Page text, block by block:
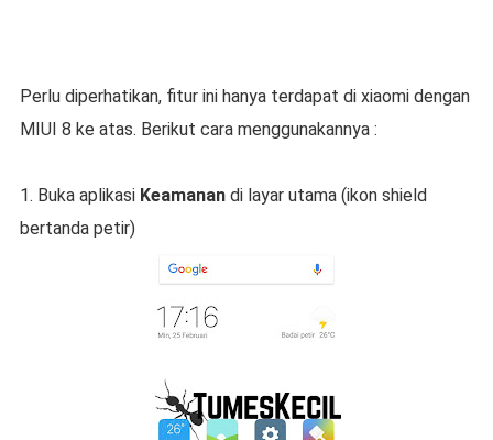
Perlu diperhatikan, fitur ini hanya terdapat di xiaomi dengan
MIUI 8 ke atas. Berikut cara menggunakannya :
1. Buka aplikasi Keamanan di layar utama (ikon shield
bertanda petir)